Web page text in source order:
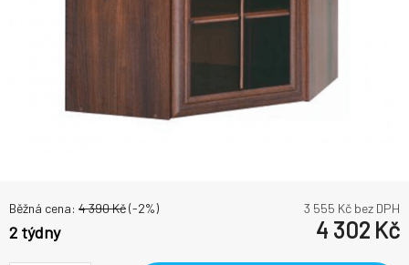
Běžná cena: 4 390Kč(-2%) 3 555 Kč bez DPH
2 týdny 4 302 Kč